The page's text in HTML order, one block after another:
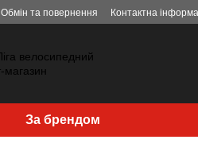
Обмін та повернення Контактна
За брендом